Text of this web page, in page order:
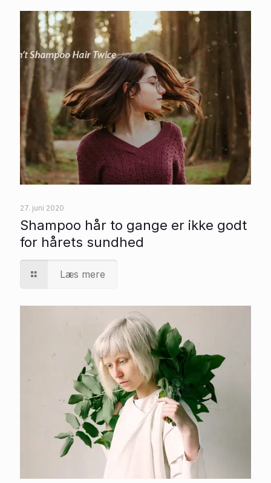
27. juni 2020
Shampoo hår to gange er ikke godt
for hårets sundhed
Læs mere